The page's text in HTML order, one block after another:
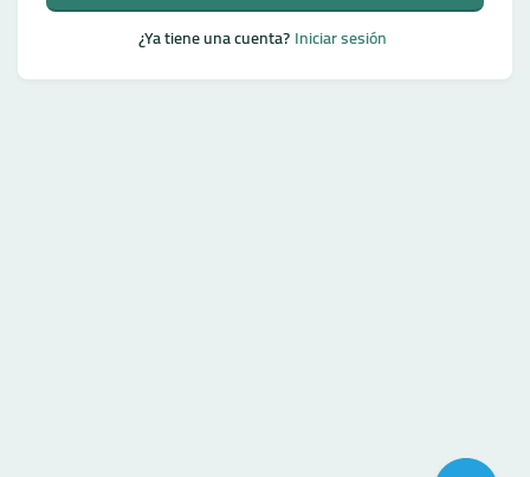
¿Ya tiene una cuenta?Iniciar sesión